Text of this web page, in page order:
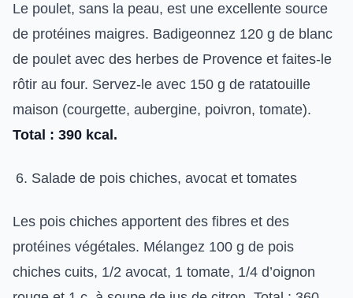
Le poulet, sans la peau, est une excellente source
de protéines maigres. Badigeonnez 120 g de blanc
de poulet avec des herbes de Provence et faites-le
rôtir au four. Servez-le avec 150 g de ratatouille
maison (courgette, aubergine, poivron, tomate).
Total : 390 kcal.
Salade de pois chiches, avocat et tomates
Les pois chiches apportent des fibres et des
protéines végétales. Mélangez 100 g de pois
chiches cuits, 1/2 avocat, 1 tomate, 1/4 d’oignon